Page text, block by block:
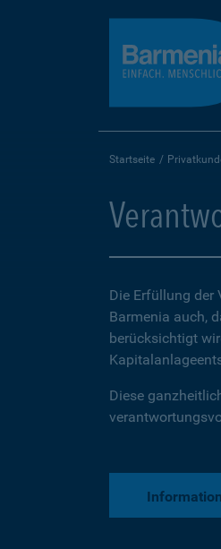
Startseite
Die Erfüllung der
Barmenia auch,
berücksichtigt
Diese